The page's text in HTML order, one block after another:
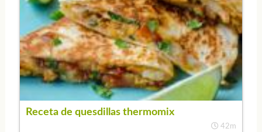
Receta de quesdillas thermomix
42m